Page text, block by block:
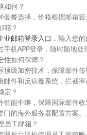
如何？
套餐选择，价格根据邮箱容
箱？
业邮箱登录入口
，输入您
机APP登录，随时随地处
性如何保障？
顶级加密技术，保障邮件
邮件和反病毒系统，拦截率
定？
智能中继，保障国际邮件
的海外服务器配置方案。
员工邮箱？